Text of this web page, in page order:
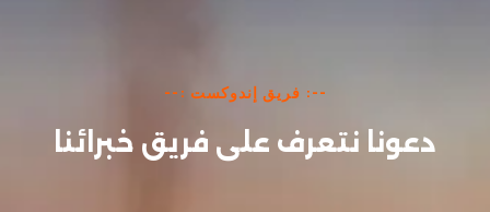
--: فريق إندوكست :--
دعونا نتعرف على فريق خبرائنا